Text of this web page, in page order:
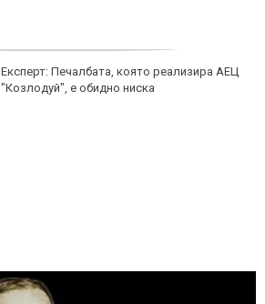
Експерт: Печалбата, която реализира АЕЦ
"Козлодуй", е обидно ниска